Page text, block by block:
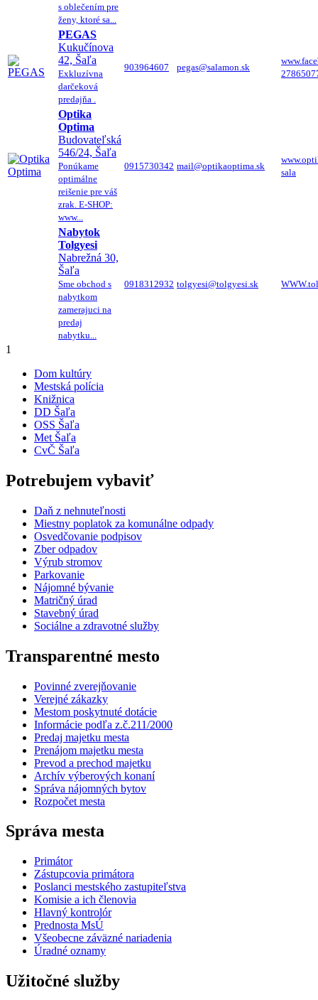
s oblečením pre
ženy, ktoré sa...
PEGAS
Kukučínova
42, Šaľa
Exkluzívna
darčeková
predajňa .
903964607 pegas@salamon.sk
Optika
Optima
Budovateľská
546/24, Šaľa
Ponúkame
optimálne
reišenie pre váš
zrak. E-SHOP:
www...
0915730342 mail@optikaoptima.sk
sala
Nabytok
Tolgyesi
Nabrežná 30,
Šaľa
Sme obchod s
nabytkom
zamerajuci na
predaj
nabytku...
0918312932 tolgyesi@tolgyesi.sk
1
Dom kultúry
Mestská polícia
Knižnica
DD Šaľa
OSS Šaľa
Met Šaľa
CvČ Šaľa
Potrebujem vybaviť
Daň z nehnuteľnosti
Miestny poplatok za komunálne odpady
Osvedčovanie podpisov
Zber odpadov
Výrub stromov
Parkovanie
Nájomné bývanie
Matričný úrad
Stavebný úrad
Sociálne a zdravotné služby
Transparentné mesto
Povinné zverejňovanie
Verejné zákazky
Mestom poskytnuté dotácie
Informácie podľa z.č.211/2000
Predaj majetku mesta
Prenájom majetku mesta
Prevod a prechod majetku
Archív výberových konaní
Správa nájomných bytov
Rozpočet mesta
Správa mesta
Primátor
Zástupcovia primátora
Poslanci mestského zastupiteľstva
Komisie a ich členovia
Hlavný kontrolór
Prednosta MsÚ
Všeobecne záväzné nariadenia
Úradné oznamy
Užitočné služby